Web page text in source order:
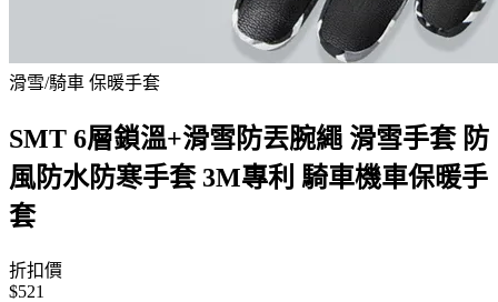
滑雪/騎車 保暖手套
SMT 6層鎖溫+滑雪防丟腕繩 滑雪手套 防
風防水防寒手套 3M專利 騎車機車保暖手
套
折扣價
$521